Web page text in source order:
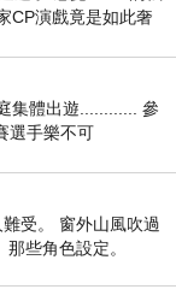
店。
好在地主推
CP演戲竟是如此奢
把劇放
集體出遊............ 參
選手樂不可
受。 窗外山風吹過
些角色設定。